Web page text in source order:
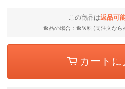
この商品は返品可
返品の場合：返送料 (同注文なら
カートに